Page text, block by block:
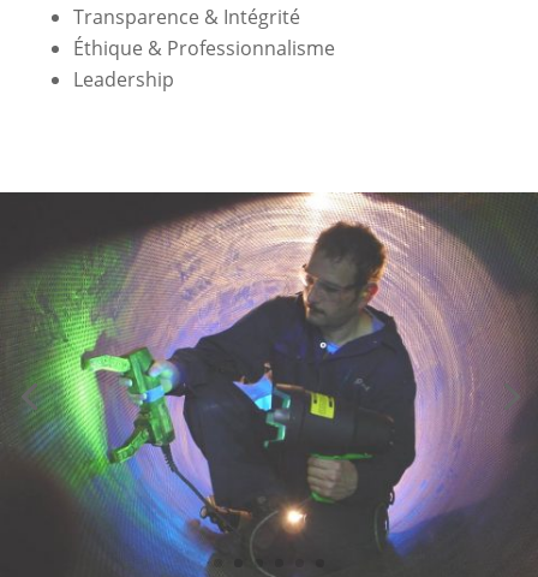
Transparence & Intégrité
Éthique & Professionnalisme
Leadership